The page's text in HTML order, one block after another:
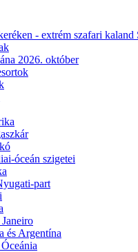
- extrém szafari kaland
2026. október
óceán szigetei
part
és Argentína